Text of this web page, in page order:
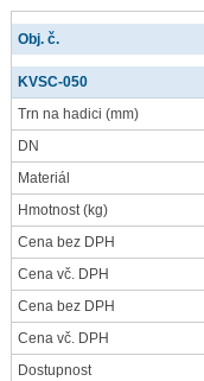
Obj. č.
KVSC-050
Trn na hadici (mm)
DN
Materiál
Hmotnost(kg)
Cena bez DPH
Cena vč. DPH
Cena bez DPH
Cena vč. DPH
Dostupnost